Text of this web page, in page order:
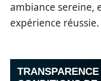
ambiance sereine,
expérience réussie.